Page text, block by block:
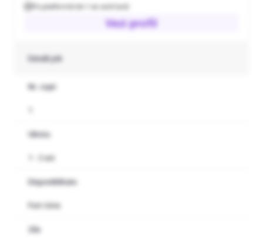
Pe platformă de 1 an and lună
Vezi profil
Detalii job
Nr. copii
Vârsta
1 - 3 ani
Disponibilitate
Part-time
Zile